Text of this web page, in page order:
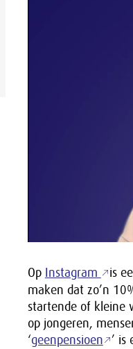
Op Instagram
is
maken dat zo’n
startende of kleine
op jongeren,
‘geenpensioen
’ is